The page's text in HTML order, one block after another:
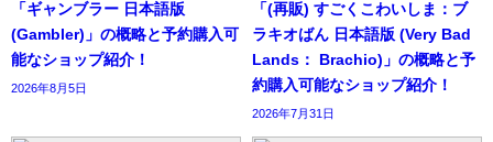
「ギャンブラー 日本語版
(Gambler)」の概略と予約購入可
能なショップ紹介！
2026年8月5日
「(再販) すごくこわいしま：ブ
ラキオばん 日本語版 (Very Bad
Lands： Brachio)」の概略と予
約購入可能なショップ紹介！
2026年7月31日